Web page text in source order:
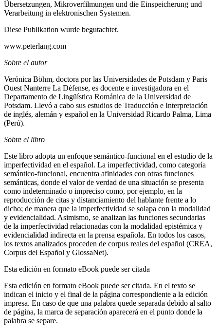
Übersetzungen, Mikroverfilmungen und die Einspeicherung und
Verarbeitung in elektronischen Systemen.
Diese Publikation wurde begutachtet.
www.peterlang.com
Sobre el autor
Verónica Böhm, doctora por las Universidades de Potsdam y Paris
Ouest Nanterre La Défense, es docente e investigadora en el
Departamento de Lingüística Románica de la Universidad de
Potsdam. Llevó a cabo sus estudios de Traducción e Interpretación
de inglés, alemán y español en la Universidad Ricardo Palma, Lima
(Perú).
Sobre el libro
Este libro adopta un enfoque semántico-funcional en el estudio de la
imperfectividad en el español. La imperfectividad, como categoría
semántico-funcional, encuentra afinidades con otras funciones
semánticas, donde el valor de verdad de una situación se presenta
como indeterminado o impreciso como, por ejemplo, en la
reproducción de citas y distanciamiento del hablante frente a lo
dicho; de manera que la imperfectividad se solapa con la modalidad
y evidencialidad. Asimismo, se analizan las funciones secundarias
de la imperfectividad relacionadas con la modalidad epistémica y
evidencialidad indirecta en la prensa española. En todos los casos,
los textos analizados proceden de corpus reales del español (CREA,
Corpus del Español y GlossaNet).
Esta edición en formato eBook puede ser citada
Esta edición en formato eBook puede ser citada. En el texto se
indican el inicio y el final de la página correspondiente a la edición
impresa. En caso de que una palabra quede separada debido al salto
de página, la marca de separación aparecerá en el punto donde la
palabra se separe.